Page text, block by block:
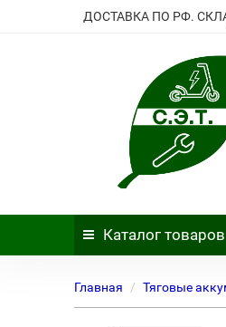
ДОСТАВКА ПО РФ.
Каталог товаров
Главная Тяговые